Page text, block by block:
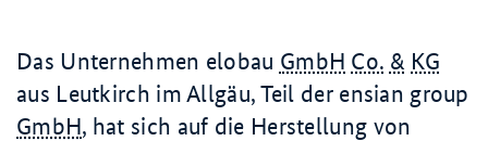
Das Unternehmen elobau GmbH Co. & KG
aus Leutkirch im Allgäu, Teil der ensian group
GmbH, hat sich auf die Herstellung von